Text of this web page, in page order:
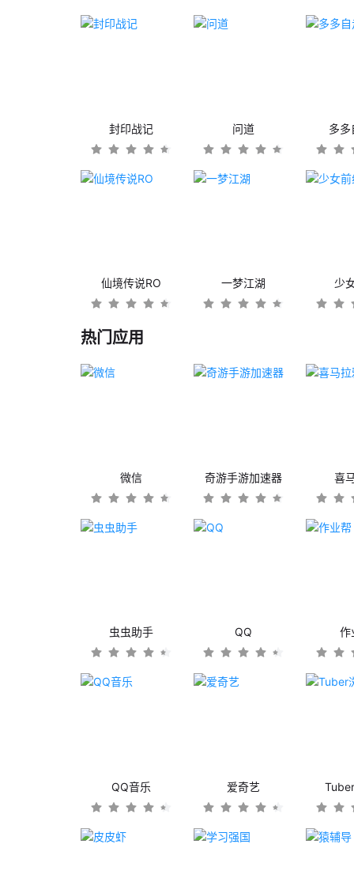
封印战记 问道 多多
仙境传说RO 一梦江湖 少
热门应用
微信 奇游手游加速器 喜
虫虫助手 QQ 作
QQ音乐 爱奇艺